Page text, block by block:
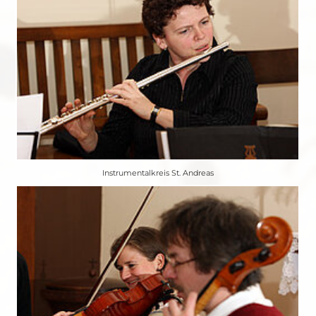
Instrumentalkreis St. Andreas